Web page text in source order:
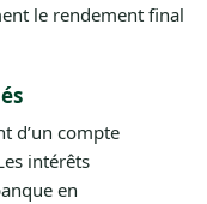
le rendement final
d’un compte
intérêts
en